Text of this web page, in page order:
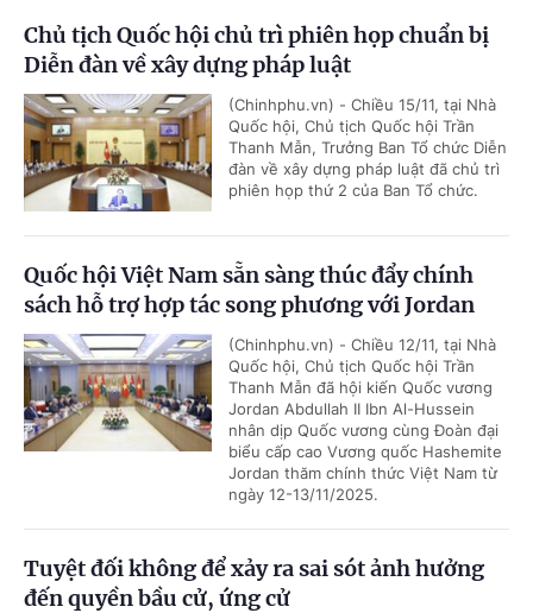
Chủ tịch Quốc hội chủ trì phiên họp chuẩn bị
Diễn đàn về xây dựng pháp luật
(Chinhphu.vn) - Chiều 15/11, tại Nhà
Quốc hội, Chủ tịch Quốc hội Trần
Thanh Mẫn, Trưởng Ban Tổ chức Diễn
đàn về xây dựng pháp luật đã chủ trì
phiên họp thứ 2 của Ban Tổ chức.
Quốc hội Việt Nam sẵn sàng thúc đẩy chính
sách hỗ trợ hợp tác song phương với Jordan
(Chinhphu.vn) - Chiều 12/11, tại Nhà
Quốc hội, Chủ tịch Quốc hội Trần
Thanh Mẫn đã hội kiến Quốc vương
Jordan Abdullah II Ibn Al-Hussein
nhân dịp Quốc vương cùng Đoàn đại
biểu cấp cao Vương quốc Hashemite
Jordan thăm chính thức Việt Nam từ
ngày 12-13/11/2025.
Tuyệt đối không để xảy ra sai sót ảnh hưởng
đến quyền bầu cử, ứng cử